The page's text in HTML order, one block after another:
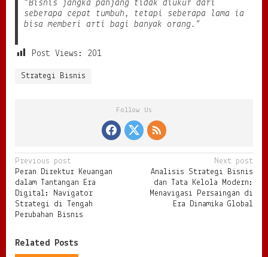
“Bisnis jangka panjang tidak diukur dari
seberapa cepat tumbuh, tetapi seberapa lama ia
bisa memberi arti bagi banyak orang.”
Post Views: 201
Strategi Bisnis
Follow Us
P
o
s
t
a
Previous post
Peran Direktur Keuangan
dalam Tantangan Era
Digital: Navigator
Strategi di Tengah
Perubahan Bisnis
Next post
Analisis Strategi Bisnis
dan Tata Kelola Modern:
Menavigasi Persaingan di
Era Dinamika Global
Related Posts